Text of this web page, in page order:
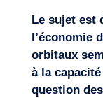
Le sujet est
l’économie
orbitaux
à la
question des